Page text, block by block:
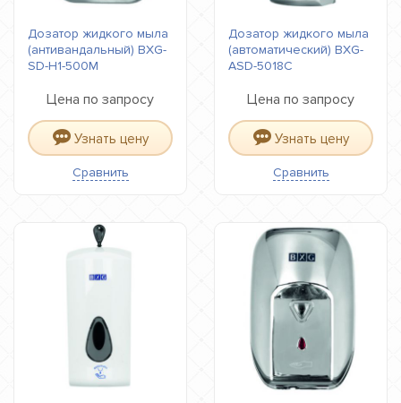
Дозатор жидкого мыла
(антивандальный) BXG-
SD-H1-500М
Цена по запросу
Узнать цену
Сравнить
Дозатор жидкого мыла
(автоматический) BXG-
ASD-5018С
Цена по запросу
Узнать цену
Сравнить